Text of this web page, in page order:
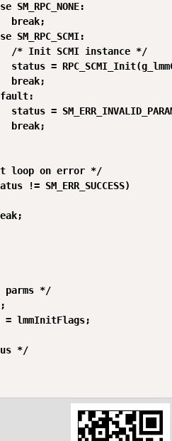
SM_RPC_NONE:
break;
SM_RPC_SCMI:
/* Init SCMI instance */
status =
break;
status =
break;
loop on error */
!= SM_ERR_SUCCESS)
parms */
= lmmInitFlags;
*/